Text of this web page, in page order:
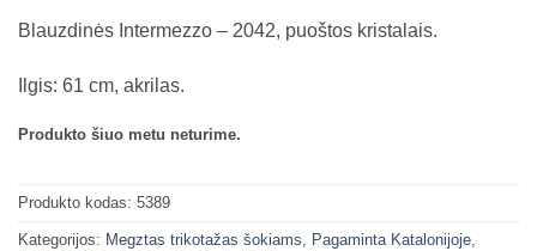
Blauzdinės Intermezzo – 2042, puoštos kristalais.
Ilgis: 61 cm, akrilas.
Produkto šiuo metu neturime.
Produkto kodas: 5389
Kategorijos: Megztas trikotažas šokiams, Pagaminta Katalonijoje,